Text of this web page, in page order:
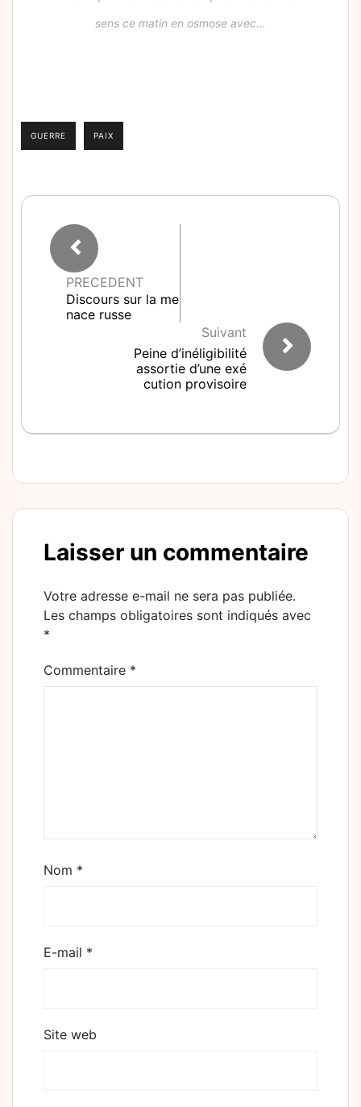
sens ce matin en osmose avec…
GUERRE PAIX
PRECEDENT
Discours sur la me
nace russe
Suivant
Peine d’inéligibilité
assortie d’une exé
cution provisoire
Laisser un commentaire
Votre adresse e-mail ne sera pas publiée.
Les champs obligatoires sont indiqués avec
*
Commentaire *
Nom *
E-mail *
Site web